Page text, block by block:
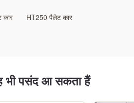
कार
HT250 पैलेट कार
भी पसंद आ सकता हैं